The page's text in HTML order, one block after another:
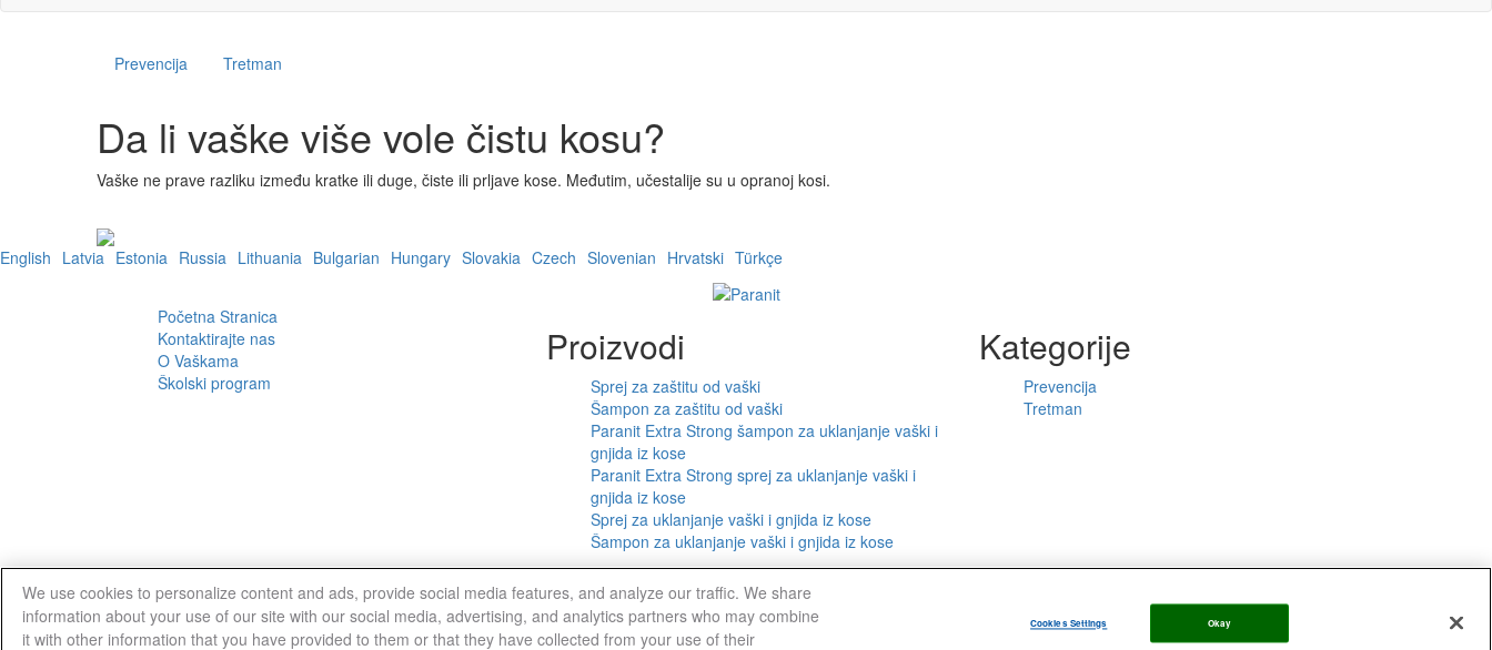
Prevencija Tretman
Da li vaške više vole čistu kosu?
Vaške ne prave razliku između kratke ili duge, čiste ili prljave kose. Međutim, učestalije su u opranoj kosi.
English Latvia Estonia Russia Lithuania Bulgarian Hungary Slovakia Czech Slovenian Hrvatski Türkçe
Početna Stranica
Kontaktirajte nas
O Vaškama
Školski program
Proizvodi
Sprej za zaštitu od vaški
Šampon za zaštitu od vaški
Paranit Extra Strong šampon za uklanjanje vaški i
gnjida iz kose
Paranit Extra Strong sprej za uklanjanje vaški i
gnjida iz kose
Sprej za uklanjanje vaški i gnjida iz kose
Šampon za uklanjanje vaški i gnjida iz kose
Kategorije
Prevencija
Tretman
© 2018 – Sva prava zadržana Pravno Obaveštenje Mapa sajta Privacy Notice Cookie Statement
We use cookies to personalize content and ads, provide social media features, and analyze our traffic. We share
information about your use of our site with our social media, advertising, and analytics partners who may combine
it with other information that you have provided to them or that they have collected from your use of their
Cookies Settings Okay